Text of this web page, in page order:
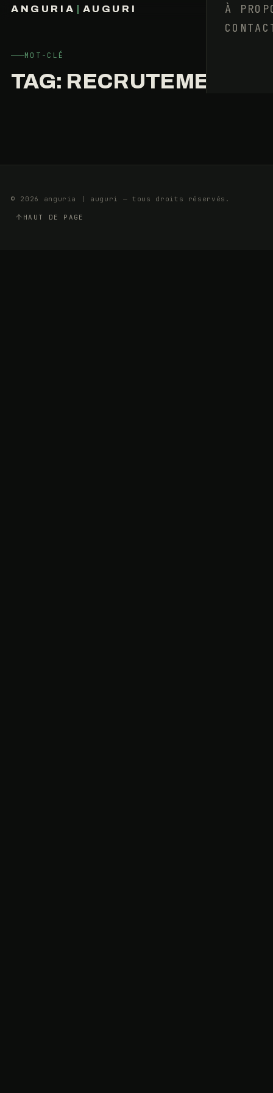
ANGURIA AUGURI
À
MOT-CLÉ
TAG: RECRUTEMENT
!
MOTIVATION
3
NOVEMBRE
4
MIN
© 2026 anguria | auguri — tous droits réservés.
HAUT DE PAGE